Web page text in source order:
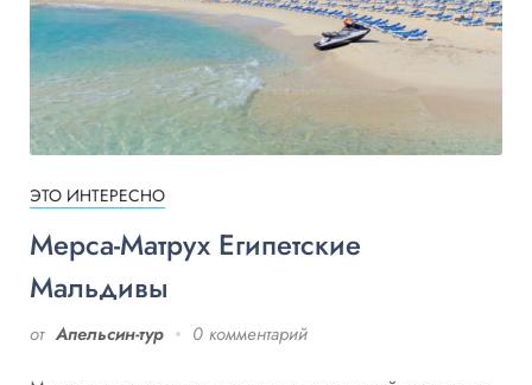
ЭТО ИНТЕРЕСНО
Мерса-Матрух Египетские
Мальдивы
от Апельсин-тур 0 комментарий